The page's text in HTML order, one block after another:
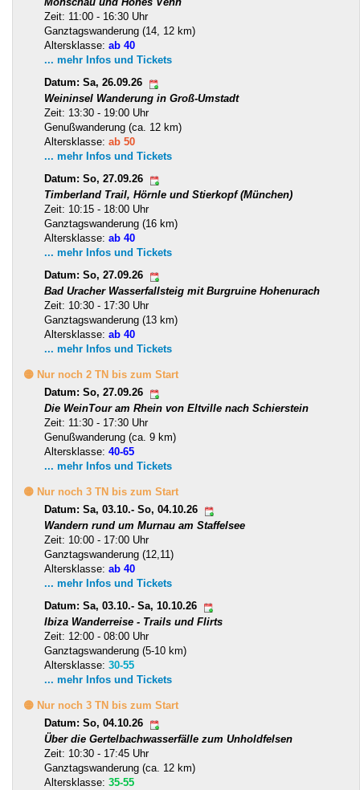
Zeit: 11:00 - 16:30 Uhr
Ganztagswanderung (14, 12 km)
Altersklasse: ab 40
... mehr Infos und Tickets
Datum: Sa, 26.09.26
Weininsel Wanderung in Groß-Umstadt
Zeit: 13:30 - 19:00 Uhr
Genußwanderung (ca. 12 km)
Altersklasse: ab 50
... mehr Infos und Tickets
Datum: So, 27.09.26
Timberland Trail, Hörnle und Stierkopf (München)
Zeit: 10:15 - 18:00 Uhr
Ganztagswanderung (16 km)
Altersklasse: ab 40
... mehr Infos und Tickets
Datum: So, 27.09.26
Bad Uracher Wasserfallsteig mit Burgruine Hohenurach
Zeit: 10:30 - 17:30 Uhr
Ganztagswanderung (13 km)
Altersklasse: ab 40
... mehr Infos und Tickets
🟡 Nur noch 2 TN bis zum Start
Datum: So, 27.09.26
Die WeinTour am Rhein von Eltville nach Schierstein
Zeit: 11:30 - 17:30 Uhr
Genußwanderung (ca. 9 km)
Altersklasse: 40-65
... mehr Infos und Tickets
🟡 Nur noch 3 TN bis zum Start
Datum: Sa, 03.10.- So, 04.10.26
Wandern rund um Murnau am Staffelsee
Zeit: 10:00 - 17:00 Uhr
Ganztagswanderung (12,11)
Altersklasse: ab 40
... mehr Infos und Tickets
Datum: Sa, 03.10.- Sa, 10.10.26
Ibiza Wanderreise - Trails und Flirts
Zeit: 12:00 - 08:00 Uhr
Ganztagswanderung (5-10 km)
Altersklasse: 30-55
... mehr Infos und Tickets
🟡 Nur noch 3 TN bis zum Start
Datum: So, 04.10.26
Über die Gertelbachwasserfälle zum Unholdfelsen
Zeit: 10:30 - 17:45 Uhr
Ganztagswanderung (ca. 12 km)
Altersklasse: 35-55